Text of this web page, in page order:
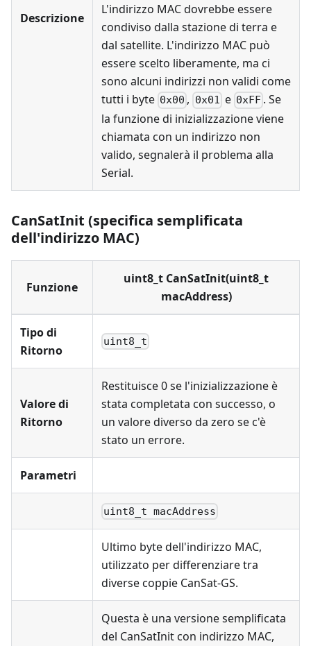
Descrizione
L'indirizzo MAC dovrebbe essere
condiviso dalla stazione di terra e
dal satellite. L'indirizzo MAC può
essere scelto liberamente, ma ci
sono alcuni indirizzi non validi come
tutti i byte 0x00 , 0x01 e 0xFF . Se
la funzione di inizializzazione viene
chiamata con un indirizzo non
valido, segnalerà il problema alla
Serial.
CanSatInit (specifica semplificata
dell'indirizzo MAC)
Funzione
uint8_t CanSatInit(uint8_t
macAddress)
Tipo di
Ritorno
uint8_t
Valore di
Ritorno
Restituisce 0 se l'inizializzazione è
stata completata con successo, o
un valore diverso da zero se c'è
stato un errore.
Parametri
uint8_t macAddress
Ultimo byte dell'indirizzo MAC,
utilizzato per differenziare tra
diverse coppie CanSat-GS.
Questa è una versione semplificata
del CanSatInit con indirizzo MAC,